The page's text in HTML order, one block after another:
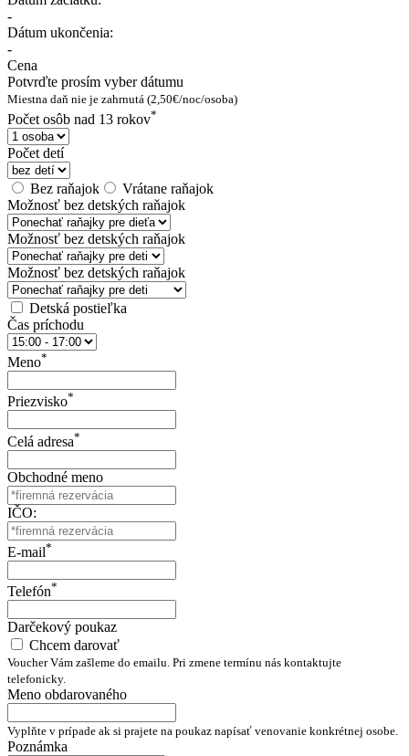
-
Dátum ukončenia:
-
Cena
Potvrďte prosím vyber dátumu
Miestna daň nie je zahrnutá (2,50€/noc/osoba)
Počet osôb nad 13 rokov*
Počet detí
Bez raňajok
Vrátane raňajok
Možnosť bez detských raňajok
Možnosť bez detských raňajok
Možnosť bez detských raňajok
Detská postieľka
Čas príchodu
Meno*
Priezvisko*
Celá adresa*
Obchodné meno
IČO:
E-mail*
Telefón*
Darčekový poukaz
Chcem darovať
Voucher Vám zašleme do emailu. Pri zmene termínu nás kontaktujte
telefonicky.
Meno obdarovaného
Vyplňte v prípade ak si prajete na poukaz napísať venovanie konkrétnej osobe.
Poznámka